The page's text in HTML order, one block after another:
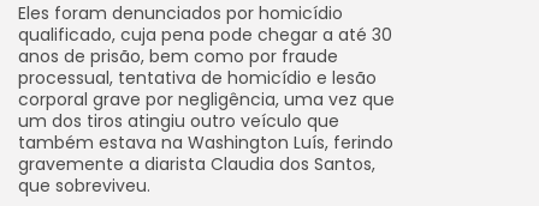
Eles foram denunciados por homicídio
qualificado, cuja pena pode chegar a até 30
anos de prisão, bem como por fraude
processual, tentativa de homicídio e lesão
corporal grave por negligência, uma vez que
um dos tiros atingiu outro veículo que
também estava na Washington Luís, ferindo
gravemente a diarista Claudia dos Santos,
que sobreviveu.